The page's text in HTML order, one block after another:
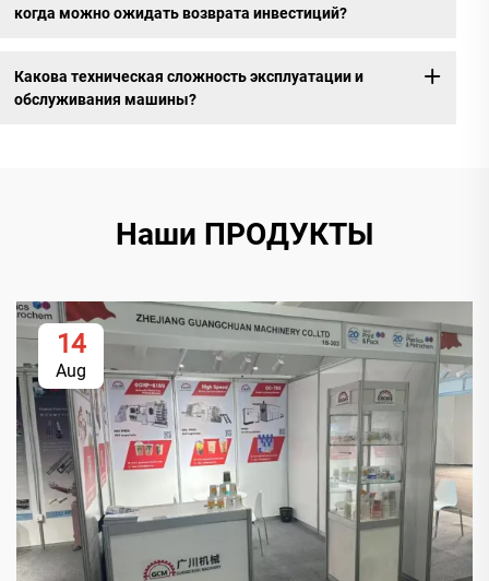
когда можно ожидать возврата инвестиций?
Какова техническая сложность эксплуатации и
обслуживания машины?
Наши ПРОДУКТЫ
14
Aug